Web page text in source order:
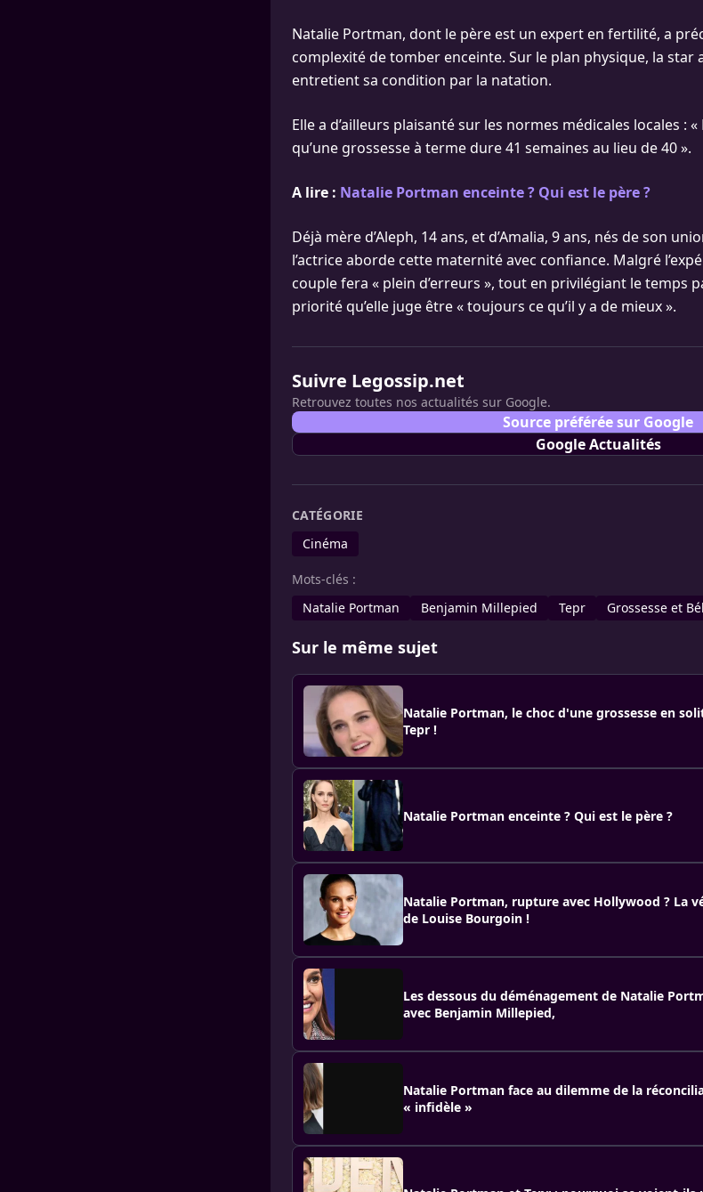
Natalie Portman, dont le père est un expert en fertilité, a
complexité de tomber enceinte. Sur le plan physique, la
entretient sa condition par la natation.
Elle a d’ailleurs plaisanté sur les normes médicales locales :
qu’une grossesse à terme dure 41 semaines au lieu de 40 ».
A lire : Natalie Portman enceinte ? Qui est le père ?
Déjà mère d’Aleph, 14 ans, et d’Amalia, 9 ans, nés de son
l’actrice aborde cette maternité avec confiance. Malgré
couple fera « plein d’erreurs », tout en privilégiant le temps
priorité qu’elle juge être « toujours ce qu’il y a de mieux ».
Suivre Legossip.net
Retrouvez toutes nos actualités sur Google.
Source préférée sur Google
Google Actualités
CATÉGORIE
Cinéma
Mots-clés :
Natalie Portman
Benjamin Millepied Tepr Grossesse et
Sur le même sujet
Natalie Portman, le choc d'une grossesse en
Tepr !
Natalie Portman enceinte ? Qui est le père ?
Natalie Portman, rupture avec Hollywood ? La
de Louise Bourgoin !
Les dessous du déménagement de Natalie
avec Benjamin Millepied,
Natalie Portman face au dilemme de la
« infidèle »